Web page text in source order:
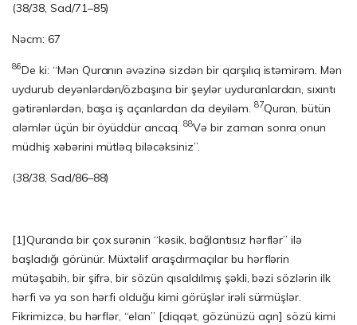
(38/38, Sad/71–85)
Nəcm: 67
86De ki: “Mən Quranın əvəzinə sizdən bir qarşılıq istəmirəm. Mən
uydurub deyənlərdən/özbaşına bir şeylər uyduranlardan, sıxıntı
gətirənlərdən, başa iş açanlardan da deyiləm. 87Quran, bütün
aləmlər üçün bir öyüddür ancaq.88Və bir zaman sonra onun
müdhiş xəbərini mütləq biləcəksiniz”.
(38/38, Sad/86–88)
[1]Quranda bir çox surənin “kəsik, bağlantısız hərflər” ilə
başladığı görünür. Müxtəlif araşdırmaçılar bu hərflərin
mütəşabih, bir şifrə, bir sözün qısaldılmış şəkli, bəzi sözlərin ilk
hərfi və ya son hərfi olduğu kimi görüşlər irəli sürmüşlər.
Fikrimizcə, bu hərflər, “elan” [diqqət, gözünüzü açın] sözü kimi